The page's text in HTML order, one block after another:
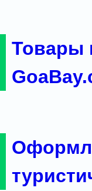
Товары